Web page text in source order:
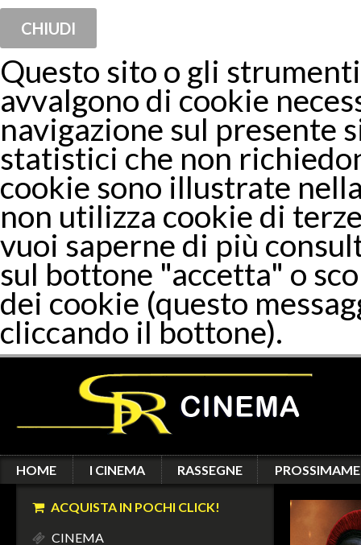
CHIUDI
Questo sito o gli
avvalgono di cookie
navigazione sul presente
statistici che non
cookie sono illustrate
non utilizza cookie di
vuoi saperne di più
sul bottone "accetta" o
dei cookie (questo
cliccando il bottone).
HOME I CINEMA RASSEGNE
ACQUISTA IN POCHI CLICK!
CINEMA